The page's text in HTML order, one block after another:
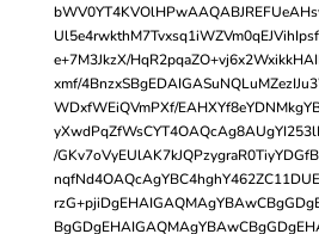
e+7M3JkzX/
xmf/
WDxfWEiQVmPXf/
/